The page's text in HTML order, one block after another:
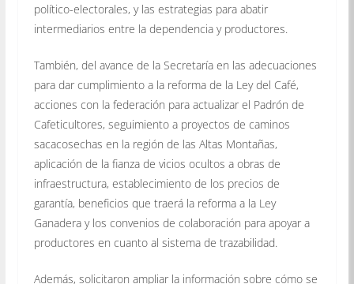
político-electorales, y las estrategias para abatir
intermediarios entre la dependencia y productores.
También, del avance de la Secretaría en las adecuaciones
para dar cumplimiento a la reforma de la Ley del Café,
acciones con la federación para actualizar el Padrón de
Cafeticultores, seguimiento a proyectos de caminos
sacacosechas en la región de las Altas Montañas,
aplicación de la fianza de vicios ocultos a obras de
infraestructura, establecimiento de los precios de
garantía, beneficios que traerá la reforma a la Ley
Ganadera y los convenios de colaboración para apoyar a
productores en cuanto al sistema de trazabilidad.
Además, solicitaron ampliar la información sobre cómo se